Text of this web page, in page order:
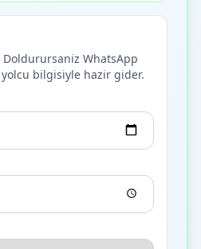
WhatsApp
bilgisiyle hazir gider.